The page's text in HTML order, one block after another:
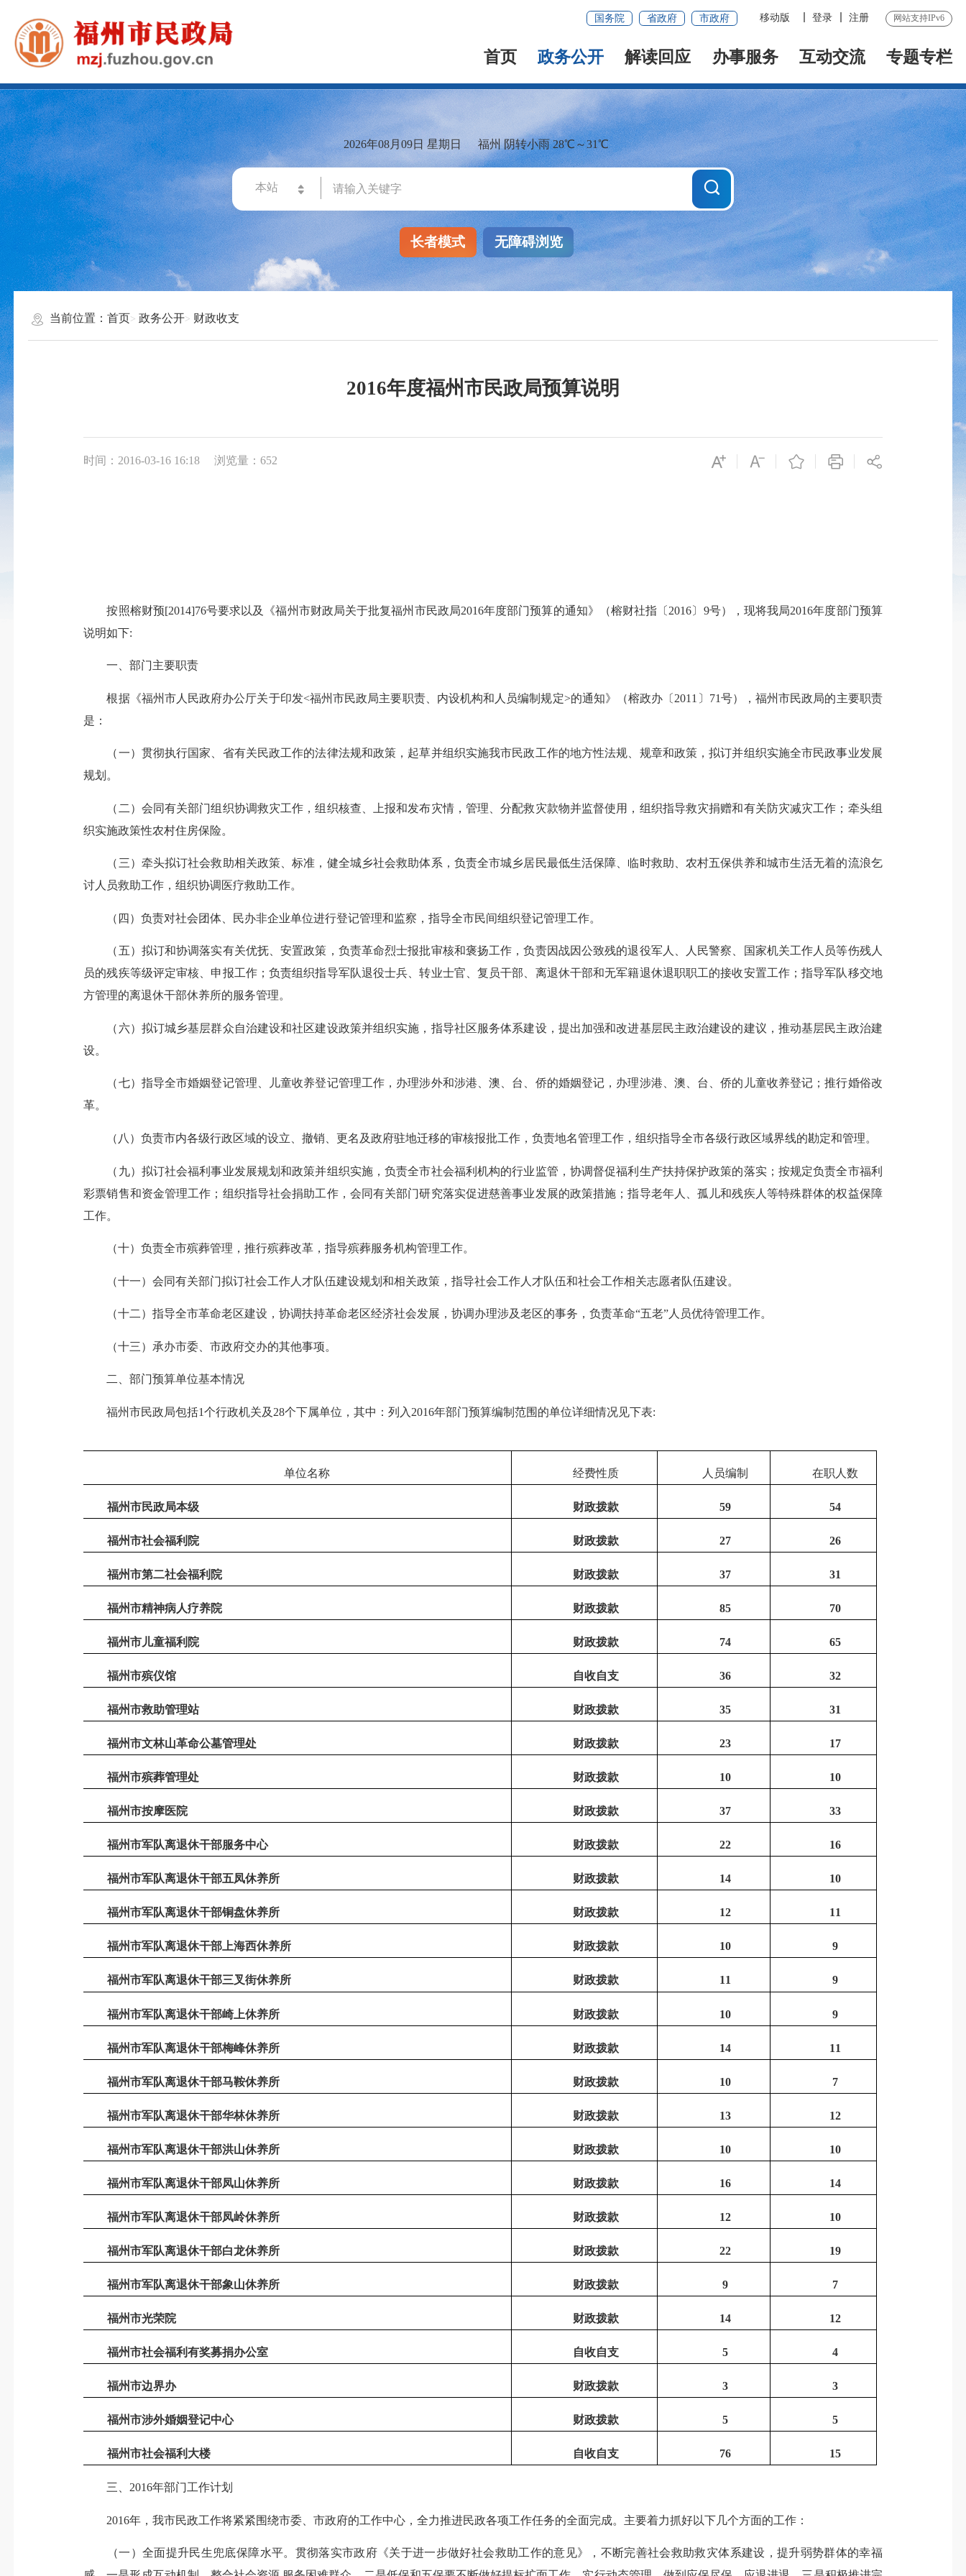
国务院 省政府 市政府 移动版 登录 注册 网站支持IPv6
首页 政务公开 解读回应 办事服务 互动交流 专题专栏
2026年08月09日 星期日 福州 阴转小雨 28℃～31℃
长者模式 无障碍浏览
当前位置：首页 政务公开 财政收支
2016年度福州市民政局预算说明
时间：2016-03-16 16:18 浏览量：652
按照榕财预[2014]76号要求以及《福州市财政局关于批复福州市民政局2016年度部门预算的通知》（榕财社指〔 2016〕 9号），现将我局2016年度部门预算
说明如下:
一、部门主要职责
根据《福州市人民政府办公厅关于印发<福州市民政局主要职责、内设机构和人员编制规定>的通知》（榕政办〔 2011 〕 71号），福州市民政局的主要职责
是：
（一）贯彻执行国家、省有关民政工作的法律法规和政策，起草并组织实施我市民政工作的地方性法规、规章和政策，拟订并组织实施全市民政事业发展
规划。
（二）会同有关部门组织协调救灾工作，组织核查、上报和发布灾情，管理、分配救灾款物并监督使用，组织指导救灾捐赠和有关防灾减灾工作；牵头组
织实施政策性农村住房保险。
（三）牵头拟订社会救助相关政策、标准，健全城乡社会救助体系，负责全市城乡居民最低生活保障、临时救助、农村五保供养和城市生活无着的流浪乞
讨人员救助工作，组织协调医疗救助工作。
（四）负责对社会团体、民办非企业单位进行登记管理和监察，指导全市民间组织登记管理工作。
（五）拟订和协调落实有关优抚、安置政策，负责革命烈士报批审核和褒扬工作，负责因战因公致残的退役军人、人民警察、国家机关工作人员等伤残人
员的残疾等级评定审核、申报工作；负责组织指导军队退役士兵、转业士官、复员干部、离退休干部和无军籍退休退职职工的接收安置工作；指导军队移交地
方管理的离退休干部休养所的服务管理。
（六）拟订城乡基层群众自治建设和社区建设政策并组织实施，指导社区服务体系建设，提出加强和改进基层民主政治建设的建议，推动基层民主政治建
设。
（七）指导全市婚姻登记管理、儿童收养登记管理工作，办理涉外和涉港、澳、台、侨的婚姻登记，办理涉港、澳、台、侨的儿童收养登记；推行婚俗改
革。
（八）负责市内各级行政区域的设立、撤销、更名及政府驻地迁移的审核报批工作，负责地名管理工作，组织指导全市各级行政区域界线的勘定和管理。
（九）拟订社会福利事业发展规划和政策并组织实施，负责全市社会福利机构的行业监管，协调督促福利生产扶持保护政策的落实；按规定负责全市福利
彩票销售和资金管理工作；组织指导社会捐助工作，会同有关部门研究落实促进慈善事业发展的政策措施；指导老年人、孤儿和残疾人等特殊群体的权益保障
工作。
（十）负责全市殡葬管理，推行殡葬改革，指导殡葬服务机构管理工作。
（十一）会同有关部门拟订社会工作人才队伍建设规划和相关政策，指导社会工作人才队伍和社会工作相关志愿者队伍建设。
（十二）指导全市革命老区建设，协调扶持革命老区经济社会发展，协调办理涉及老区的事务，负责革命“五老” 人员优待管理工作。
（十三）承办市委、市政府交办的其他事项。
二、部门预算单位基本情况
福州市民政局包括1个行政机关及 28个下属单位，其中：列入 2016年部门预算编制范围的单位详细情况见下表:
单位名称 经费性质 人员编制 在职人数
福州市民政局本级 财政拨款 59 54
福州市社会福利院 财政拨款 27 26
福州市第二社会福利院 财政拨款 37 31
福州市精神病人疗养院 财政拨款 85 70
福州市儿童福利院 财政拨款 74 65
福州市殡仪馆 自收自支 36 32
福州市救助管理站 财政拨款 35 31
福州市文林山革命公墓管理处 财政拨款 23 17
福州市殡葬管理处 财政拨款 10 10
福州市按摩医院 财政拨款 37 33
福州市军队离退休干部服务中心 财政拨款 22 16
福州市军队离退休干部五凤休养所 财政拨款 14 10
福州市军队离退休干部铜盘休养所 财政拨款 12 11
福州市军队离退休干部上海西休养所 财政拨款 10 9
福州市军队离退休干部三叉街休养所 财政拨款 11 9
福州市军队离退休干部崎上休养所 财政拨款 10 9
福州市军队离退休干部梅峰休养所 财政拨款 14 11
福州市军队离退休干部马鞍休养所 财政拨款 10 7
福州市军队离退休干部华林休养所 财政拨款 13 12
福州市军队离退休干部洪山休养所 财政拨款 10 10
福州市军队离退休干部凤山休养所 财政拨款 16 14
福州市军队离退休干部凤岭休养所 财政拨款 12 10
福州市军队离退休干部白龙休养所 财政拨款 22 19
福州市军队离退休干部象山休养所 财政拨款 9 7
福州市光荣院 财政拨款 14 12
福州市社会福利有奖募捐办公室 自收自支 5 4
福州市边界办 财政拨款 3 3
福州市涉外婚姻登记中心 财政拨款 5 5
福州市社会福利大楼 自收自支 76 15
三、2016年部门工作计划
2016年，我市民政工作将紧紧围绕市委、市政府的工作中心，全力推进民政各项工作任务的全面完成。主要着力抓好以下几个方面的工作：
（一）全面提升民生兜底保障水平。贯彻落实市政府《关于进一步做好社会救助工作的意见》，不断完善社会救助救灾体系建设，提升弱势群体的幸福